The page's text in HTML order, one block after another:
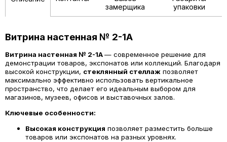
замерщика
упаковки
Витрина настенная № 2-1А
Витрина настенная № 2-1А— современное решение для
демонстрации товаров, экспонатов или коллекций. Благодаря
высокой конструкции, стеклянный стеллаж позволяет
максимально эффективно использовать вертикальное
пространство, что делает его идеальным выбором для
магазинов, музеев, офисов и выставочных залов.
Ключевые особенности:
Высокая конструкция позволяет разместить больше
товаров или экспонатов на разных уровнях.